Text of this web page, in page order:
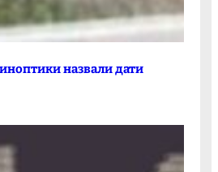
назвали дати